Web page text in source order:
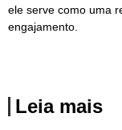
ele serve como uma
engajamento.
Leia mais